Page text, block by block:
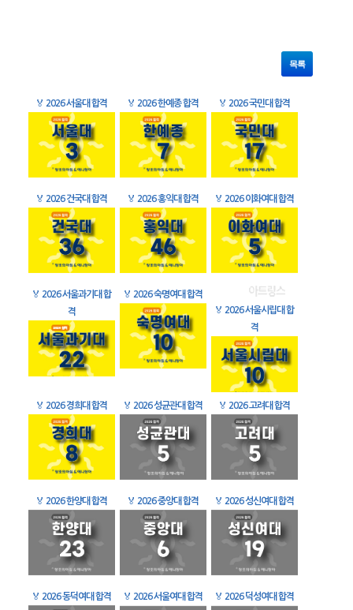
목록
🏅 2026 서울대 합격 🏅 2026 한예종 합격 🏅 2026 국민대 합격
🏅 2026 건국대 합격 🏅 2026 홍익대 합격 🏅 2026 이화여대 합격
🏅 2026 서울과기대 합
격
🏅 2026 숙명여대 합격
🏅 2026 서울시립대 합
격
🏅 2026 경희대 합격 🏅 2026 성균관대 합격 🏅 2026 고려대 합격
🏅 2026 한양대 합격 🏅 2026 중앙대 합격 🏅 2026 성신여대 합격
🏅 2026 동덕여대 합격 🏅 2026 서울여대 합격 🏅 2026 덕성여대 합격